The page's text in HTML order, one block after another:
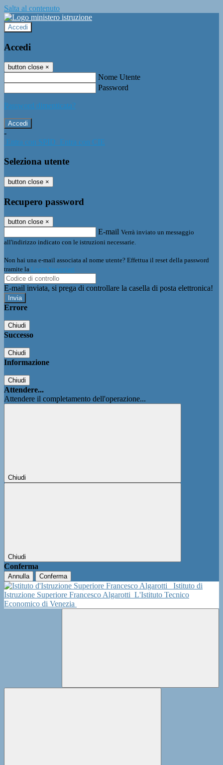
Salta al contenuto
Accedi
Accedi
button close ×
Nome Utente
Password
Password dimenticata?
-
Entra con SPID Entra con CIE
Seleziona utente
button close ×
Recupero password
button close ×
E-mail Verrà inviato un messaggio
all'indirizzo indicato con le istruzioni necessarie.
Non hai una e-mail associata al nome utente? Effettua il reset della password
tramite la Login Spaggiari
E-mail inviata, si prega di controllare la casella di posta elettronica!
Errore
Chiudi
Successo
Chiudi
Informazione
Chiudi
Attendere...
Attendere il completamento dell'operazione...
Chiudi
Chiudi
Conferma
Annulla Conferma
Istituto di
Istruzione Superiore Francesco Algarotti L'Istituto Tecnico
Economico di Venezia